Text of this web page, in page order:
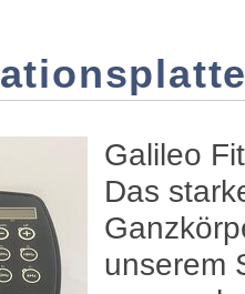
Galileo
Das
unserem